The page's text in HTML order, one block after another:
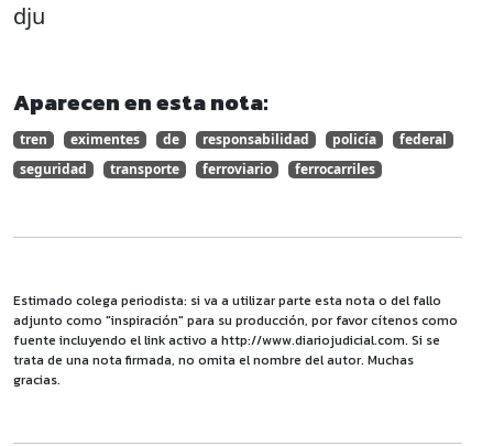
dju
Aparecen en esta nota:
tren eximentes de responsabilidad policía
federal
seguridad
transporte ferroviario ferrocarriles
Estimado colega periodista: si va a utilizar parte esta nota o del fallo
adjunto como "inspiración" para su producción, por favor cítenos como
fuente incluyendo el link activo a http://www.diariojudicial.com. Si se
trata de una nota firmada, no omita el nombre del autor. Muchas
gracias.